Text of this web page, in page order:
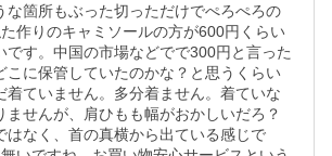
な箇所もぶった切っただけでぺろぺろの
作りのキャミソールの方が600円くらい
です。中国の市場などでで300円と言った
こに保管していたのかな？と思うくらい
着ていません。多分着ません。着ていな
ませんが、肩ひもも幅がおかしいだろ？
はなく、首の真横から出ている感じで